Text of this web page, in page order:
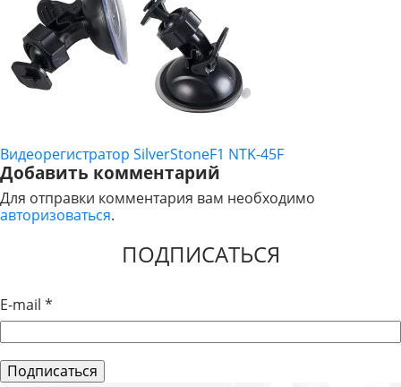
НАВИГАЦИЯ
ПО
ЗАПИСЯМ
Видеорегистратор SilverStoneF1 NTK-45F
Добавить комментарий
Для отправки комментария вам необходимо
авторизоваться.
ПОДПИСАТЬСЯ
E-mail *